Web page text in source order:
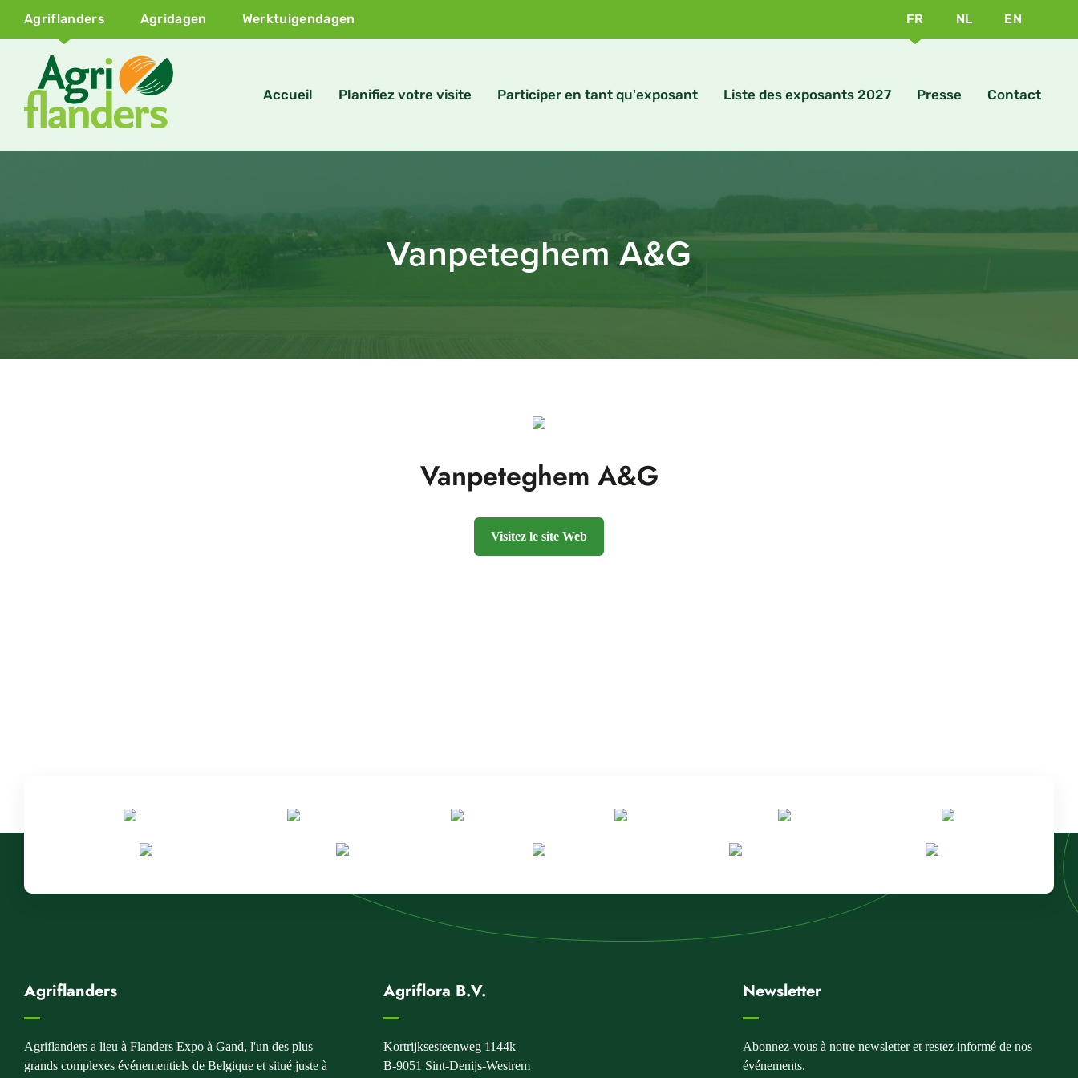
Agriflanders Agridagen Werktuigendagen FR NL EN
Accueil Planifiez votre visite Participer en tant qu'exposant Liste des exposants 2027 Presse Contact
Vanpeteghem A&G
Vanpeteghem A&G
Visitez le site Web
Agriflanders
Agriflanders a lieu à Flanders Expo à Gand, l'un des plus
grands complexes événementiels de Belgique et situé juste à
Agriflora B.V.
Kortrijksesteenweg 1144k
B-9051 Sint-Denijs-Westrem
Newsletter
Abonnez-vous à notre newsletter et restez informé de nos
événements.